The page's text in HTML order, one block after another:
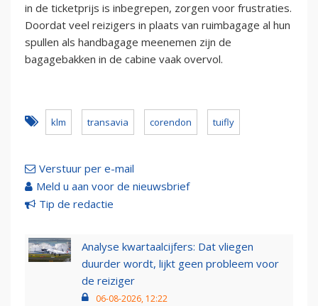
in de ticketprijs is inbegrepen, zorgen voor frustraties.
Doordat veel reizigers in plaats van ruimbagage al hun
spullen als handbagage meenemen zijn de
bagagebakken in de cabine vaak overvol.
klm transavia corendon tuifly
Verstuur per e-mail
Meld u aan voor de nieuwsbrief
Tip de redactie
Analyse kwartaalcijfers: Dat vliegen
duurder wordt, lijkt geen probleem voor
de reiziger
06-08-2026, 12:22